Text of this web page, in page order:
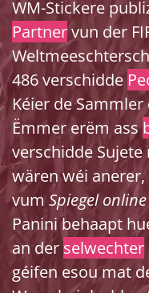
WM-Stickere
Partnervun der
486 verschidde
Kéier de Sammler
Ëmmer erëm ass
verschidde
wären wéi
vumSpiegel online
Panini behaapt
an derselwechter
géifen esou mat